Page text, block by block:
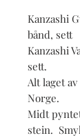
Kanzashi
bånd, sett
Kanzashi
sett.
Alt laget
Norge.
Midt
stein.